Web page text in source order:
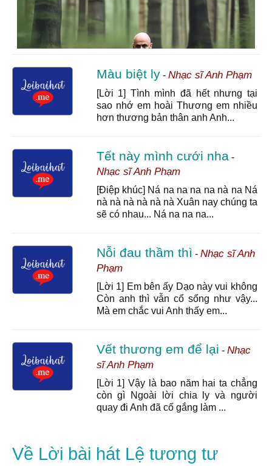
Màu biệt ly- Nhạc sĩ Anh Phạm
[Lời 1] Tình mình đã hết nhưng tại
sao nhớ em hoài Thương em nhiều
hơn thương bản thân anh Anh...
Tết này mình cưới nha-
Nhạc sĩ Anh Phạm
[Điệp khúc] Ná na na na na nà na Ná
nà nà nà nà nà nà Xuân nay chúng ta
sẽ có nhau... Ná na na na...
Nỗi đau thầm thì - Nhạc sĩ Anh
Phạm
[Lời 1] Em bên ấy Dạo này vui không
Còn anh thì vẫn cố sống như vậy...
Mà em chắc vui Anh thấy em...
Vết thương em để lại - Nhạc
sĩ Anh Phạm
[Lời 1] Vậy là bao năm hai ta chẳng
còn gì Ngoài lời chia ly và người
quay đi Anh đã cố gắng làm ...
Về Lời bài hát Lệ tương tư